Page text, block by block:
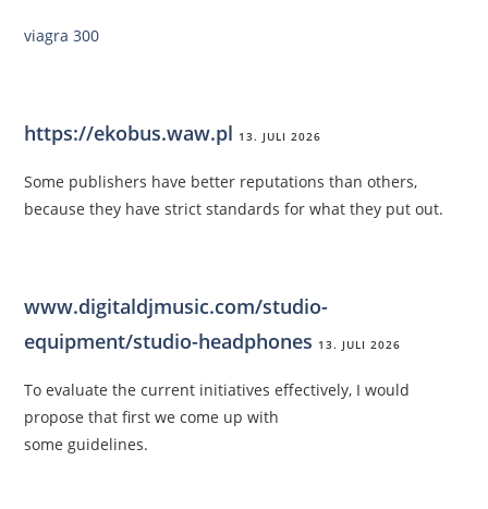
viagra 300
https://ekobus.waw.pl 13. JULI 2026
Some publishers have better reputations than others,
because they have strict standards for what they put out.
www.digitaldjmusic.com/studio-
equipment/studio-headphones 13. JULI 2026
To evaluate the current initiatives effectively, I would
propose that first we come up with
some guidelines.